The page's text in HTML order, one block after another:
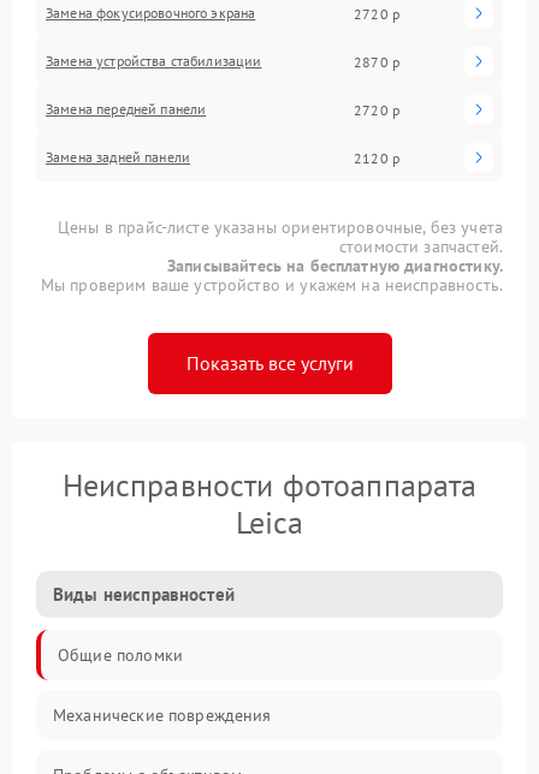
Замена фокусировочного экрана 2720 р
Замена устройства стабилизации 2870 р
Замена передней панели 2720 р
Замена задней панели 2120 р
Цены в прайс-листе указаны ориентировочные, без учета
стоимости запчастей.
Записывайтесь на бесплатную диагностику.
Мы проверим ваше устройство и укажем на неисправность.
Показать все услуги
Неисправности фотоаппарата
Leica
Виды неисправностей
Общие поломки
Механические повреждения